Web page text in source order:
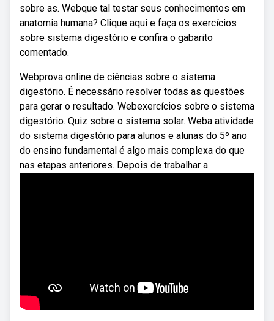
sobre as. Webque tal testar seus conhecimentos em
anatomia humana? Clique aqui e faça os exercícios
sobre sistema digestório e confira o gabarito
comentado.
Webprova online de ciências sobre o sistema
digestório. É necessário resolver todas as questões
para gerar o resultado. Webexercícios sobre o sistema
digestório. Quiz sobre o sistema solar. Weba atividade
do sistema digestório para alunos e alunas do 5º ano
do ensino fundamental é algo mais complexa do que
nas etapas anteriores. Depois de trabalhar a.